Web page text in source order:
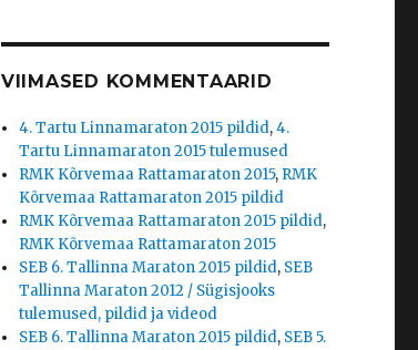
VIIMASED KOMMENTAARID
4. Tartu Linnamaraton 2015 pildid,4.
Tartu Linnamaraton 2015 tulemused
RMK Kõrvemaa Rattamaraton 2015, RMK
Kõrvemaa Rattamaraton 2015 pildid
RMK Kõrvemaa Rattamaraton 2015 pildid,
RMK Kõrvemaa Rattamaraton 2015
SEB 6. Tallinna Maraton 2015 pildid, SEB
Tallinna Maraton 2012 / Sügisjooks
tulemused, pildid ja videod
SEB 6. Tallinna Maraton 2015 pildid, SEB 5.